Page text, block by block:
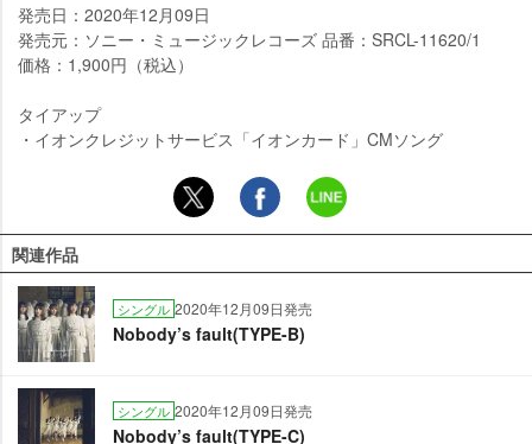
発売日：2020年12月09日
発売元：ソニー・ミュージックレコーズ 品番：SRCL-11620/1
価格：1,900円（税込）
タイアップ
・イオンクレジットサービス「イオンカード」CMソング
関連作品
シングル 2020年12月09日発売
Nobody’s fault(TYPE-B)
シングル 2020年12月09日発売
Nobody’s fault(TYPE-C)